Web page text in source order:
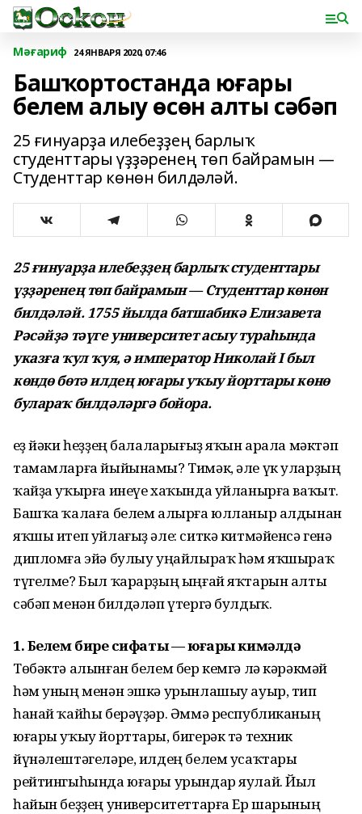
Мәғариф 24 ЯНВАРЯ 2020, 07:46
Башҡортостанда юғары
белем алыу өсөн алты сәбәп
25 ғинуарҙа илебеҙҙең барлыҡ
студенттары үҙҙәренең төп байрамын —
Студенттар көнөн билдәләй.
25 ғинуарҙа илебеҙҙең барлыҡ студенттары
үҙҙәренең төп байрамын — Студенттар көнөн
билдәләй. 1755 йылда батшабикә Елизавета
Рәсәйҙә тәүге университет асыу тураһында
указға ҡул ҡуя, ә император Николай I был
көндө бөтә илдең юғары уҡыу йорттары көнө
булараҡ билдәләргә бойора.
Һеҙ йәки һеҙҙең балаларығыҙ яҡын арала мәктәп
тамамларға йыйынамы? Тимәк, әле үк уларҙың
ҡайҙа уҡырға инеүе хаҡында уйланырға ваҡыт.
Башҡа ҡалаға белем алырға юлланыр алдынан
яҡшы итеп уйлағыҙ әле: ситкә китмәйенсә генә
дипломға эйә булыу уңайлыраҡ һәм яҡшыраҡ
түгелме? Был ҡарарҙың ыңғай яҡтарын алты
сәбәп менән билдәләп үтергә булдыҡ.
1. Белем биреү сифаты — юғары кимәлдә
Төбәктә алынған белем бер кемгә лә кәрәкмәй
һәм уның менән эшкә урынлашыу ауыр, тип
һанай ҡайһы берәүҙәр. Әммә республиканың
юғары уҡыу йорттары, бигерәк тә техник
йүнәлештәгеләре, илдең белем усаҡтары
рейтингыһында юғары урындар яулай. Йыл
һайын беҙҙең университеттарға Ер шарының